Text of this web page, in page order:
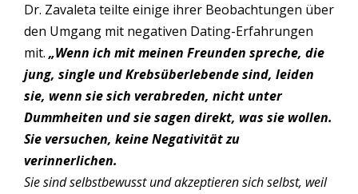
Dr. Zavaleta teilte einige ihrer Beobachtungen über
den Umgang mit negativen Dating-Erfahrungen
mit. „Wenn ich mit meinen Freunden spreche, die
jung, single und Krebsüberlebende sind, leiden
sie, wenn sie sich verabreden, nicht unter
Dummheiten und sie sagen direkt, was sie wollen.
Sie versuchen, keine Negativität zu
verinnerlichen.
Sie sind selbstbewusst und akzeptieren sich selbst, weil